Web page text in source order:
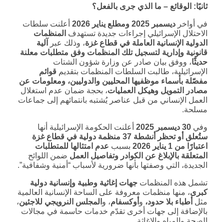
ثانيًا: الوقائع – ما الذي جرى بالفعل؟
في أواخر ديسمبر 2025 ومطلع يناير 2026
أعلنت سلطات
الاحتلال الإسرائيلي إجراءات جديدة تستهدف المنظمات
الدولية الإنسانية العاملة في قطاع غزة، وذلك عبر
آلية
قانونية وإدارية لتسجيل تلك المنظمات وفق متطلبات معلنة
حديثًا، ووفق بيان صادر عن وزارة شؤون الشتات
الإسرائيلية، طالبت السلطات المنظمات بتقديم قوائم
مفصّلة بأسماء موظفيها المحليين والدوليين، ومعلومات عن
مصادر التمويل وهيكل العمليات، بحجة ضمان عدم استغلال
العمل الإنساني من قبل عناصر يُشتبه بانتمائهم إلى جماعات
مسلحة.
وفي 30 ديسمبر 2025
أعلنت الحكومة الإسرائيلية أنها
ستُعلق أو تحظر أنشطة 37 منظمة دولية في قطاع غزة
اعتبارًا من 1 يناير 2026
بسبب عدم امتثالها للمتطلبات
المتعلقة بالإبلاغ عن الكوادر وتفاصيل العمل ضمن اللوائح
الجديدة، التي وصفتها بأنها ضرورية لأسباب “أمنية وشفافية”.
تشمل هذه المنظمات جهات إغاثية وطبية وإنسانية دولية
كبرى، منها منظمات معروفة على الساحة الإنسانية العالمية
مثل أطباء بلا حدود، و أوكسفام، و المجلس النرويجي للاجئين،
بالإضافة إلى جهات أخرى تقدّم خدمات حاسمة في مجالات